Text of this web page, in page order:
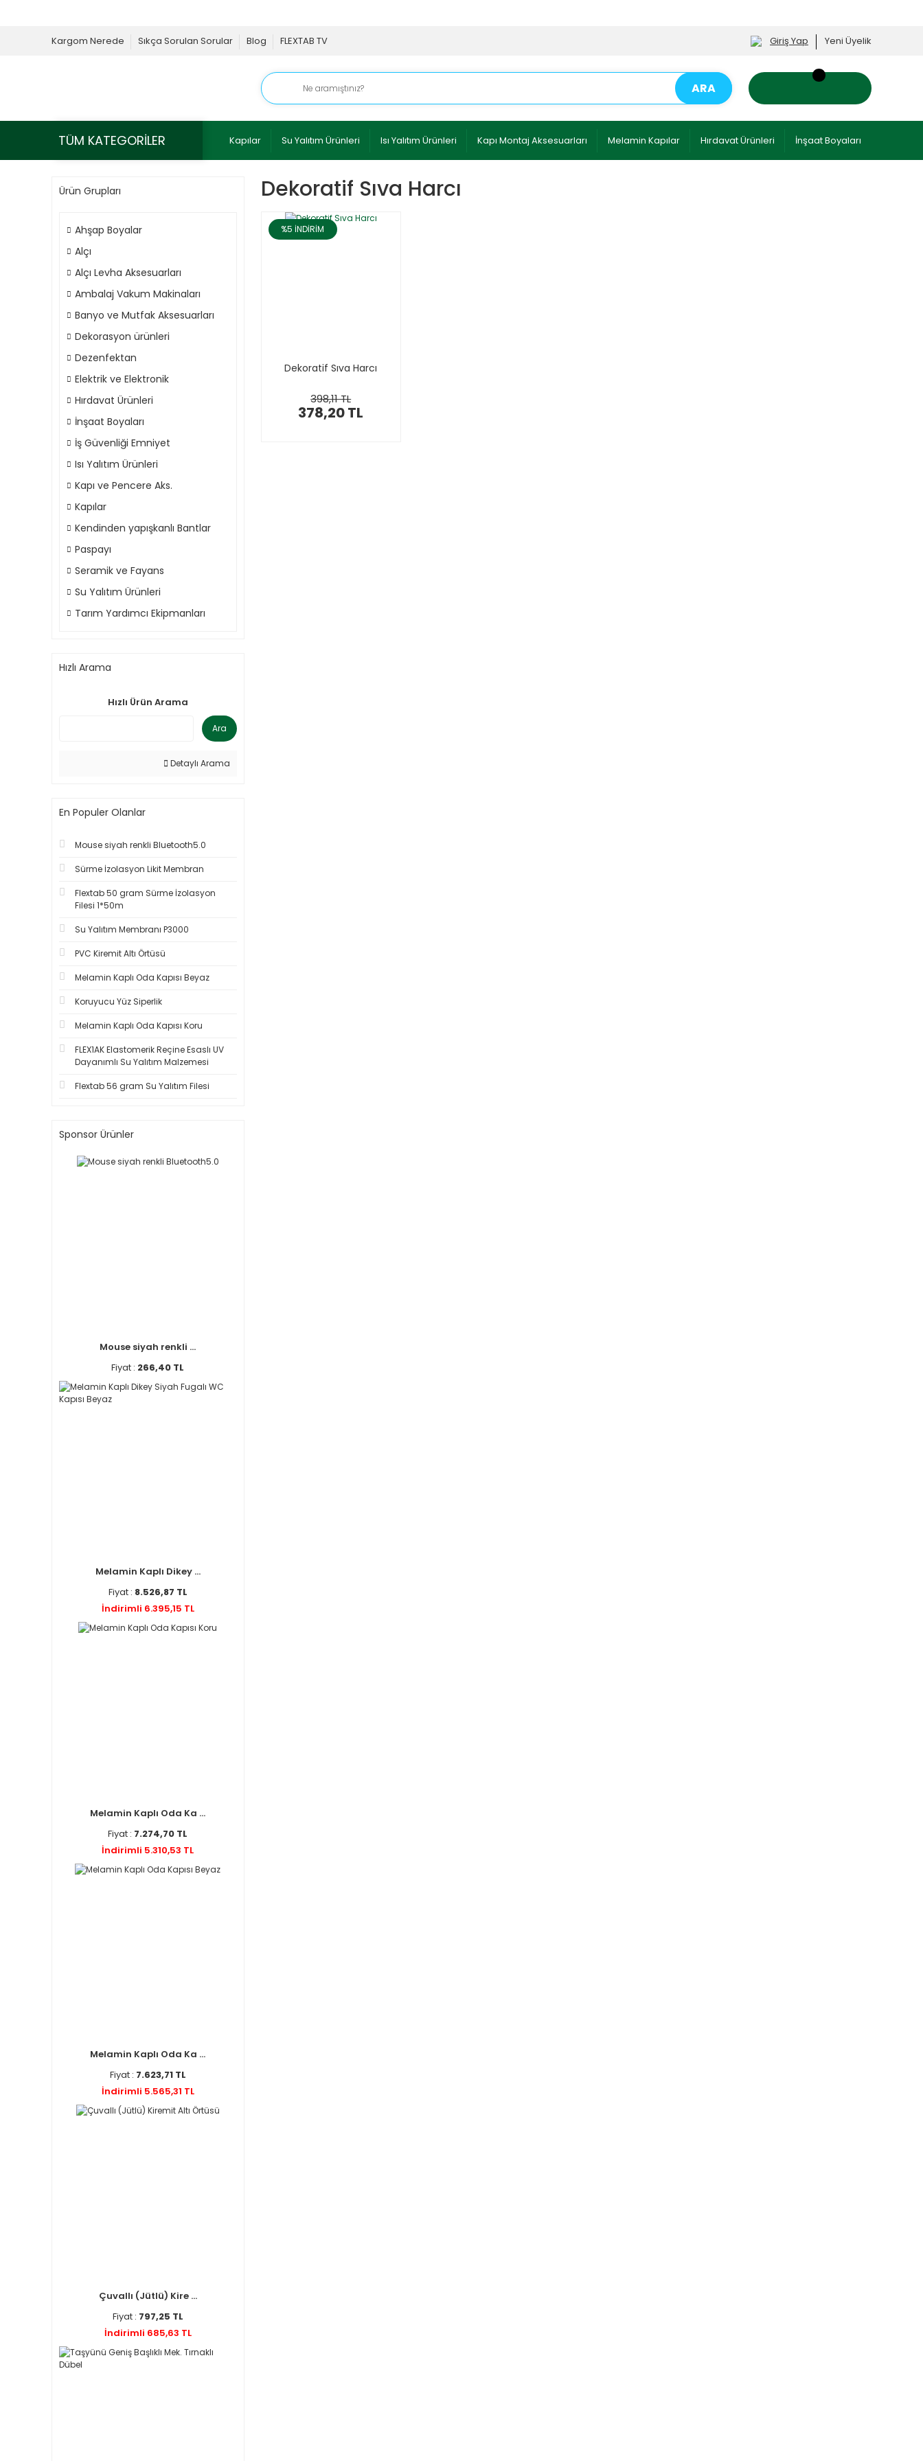
Kargom Nerede Sıkça Sorulan Sorular Blog FLEXTAB TV Giriş Yap Yeni Üyelik
ARA
TÜM KATEGORİLER Kapılar Su Yalıtım Ürünleri Isı Yalıtım Ürünleri Kapı Montaj Aksesuarları Melamin Kapılar Hırdavat Ürünleri İnşaat Boyaları
Ürün Grupları
Ahşap Boyalar
Alçı
Alçı Levha Aksesuarları
Ambalaj Vakum Makinaları
Banyo ve Mutfak Aksesuarları
Dekorasyon ürünleri
Dezenfektan
Elektrik ve Elektronik
Hırdavat Ürünleri
İnşaat Boyaları
İş Güvenliği Emniyet
Isı Yalıtım Ürünleri
Kapı ve Pencere Aks.
Kapılar
Kendinden yapışkanlı Bantlar
Paspayı
Seramik ve Fayans
Su Yalıtım Ürünleri
Tarım Yardımcı Ekipmanları
Hızlı Arama
Hızlı Ürün Arama
Ara
Detaylı Arama
En Populer Olanlar
Mouse siyah renkli Bluetooth5.0
Sürme İzolasyon Likit Membran
Flextab 50 gram Sürme İzolasyon
Filesi 1*50m
Su Yalıtım Membranı P3000
PVC Kiremit Altı Örtüsü
Melamin Kaplı Oda Kapısı Beyaz
Koruyucu Yüz Siperlik
Melamin Kaplı Oda Kapısı Koru
FLEX1AK Elastomerik Reçine Esaslı UV
Dayanımlı Su Yalıtım Malzemesi
Flextab 56 gram Su Yalıtım Filesi
Sponsor Ürünler
Mouse siyah renkli ...
Fiyat : 266,40 TL
Melamin Kaplı Dikey ...
Fiyat : 8.526,87 TL
İndirimli 6.395,15 TL
Melamin Kaplı Oda Ka ...
Fiyat : 7.274,70 TL
İndirimli 5.310,53 TL
Melamin Kaplı Oda Ka ...
Fiyat : 7.623,71 TL
İndirimli 5.565,31 TL
Çuvallı (Jütlü) Kire ...
Fiyat : 797,25 TL
İndirimli 685,63 TL
Dekoratif Sıva Harcı
%5 İNDİRİM
Dekoratif Sıva Harcı
398,11 TL
378,20 TL